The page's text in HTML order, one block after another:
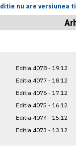
nu are versiunea
Editia 4078 - 19.12
Editia 4077 - 18.12
Editia 4076 - 17.12
Editia 4075 - 16.12
Editia 4074 - 15.12
Editia 4073 - 13.12